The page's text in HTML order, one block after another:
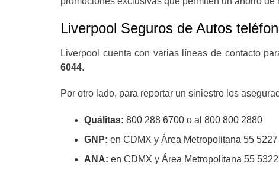
Liverpool Seguros de Autos
Liverpool cuenta con varias líneas de contacto
6044.
Por otro lado, para reportar un siniestro los
Quálitas: 800 288 6700 o al 800 800 2880
GNP: en CDMX y Área Metropolitana 55
ANA: en CDMX y Área Metropolitana 55